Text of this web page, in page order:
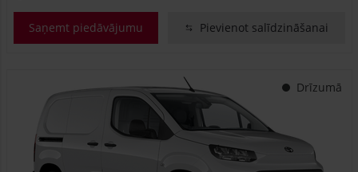
Saņemt piedāvājumu Pievienot salīdzināšanai
Drīzumā